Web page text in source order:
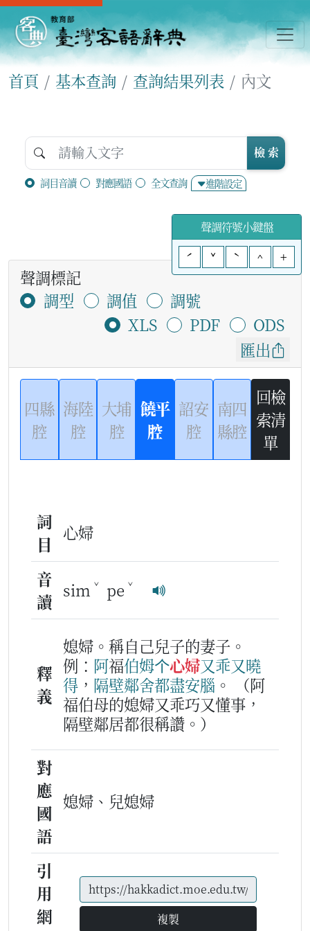
首頁 基本查詢 查詢結果列表 內文
詞目音讀 對應國語 全文查詢 進階設定
檢 索
聲調符號小鍵盤
ˊ
ˇ ˋ ^ +
聲調標記
調型
調值
調號
XLS
PDF
ODS
匯出
四縣
腔
海陸
腔
大埔
腔
饒平
腔
詔安
腔
南四
縣腔
回檢
索清
單
詞
目
心婦
音
讀
sim ˇ pe ˇ
釋
義
媳婦。稱自己兒子的妻子。
例： 阿福伯姆个心婦又乖又曉
得 ， 隔壁鄰舍都盡安腦 。
（阿
福伯母的媳婦又乖巧又懂事，
隔壁鄰居都很稱讚。）
對
應
國
語
媳婦、兒媳婦
引
用
網
複製